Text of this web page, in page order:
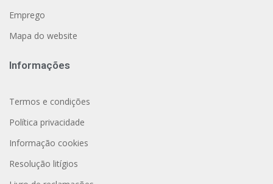
Emprego
Mapa do website
Informações
Termos e condições
Política privacidade
Informação cookies
Resolução litígios